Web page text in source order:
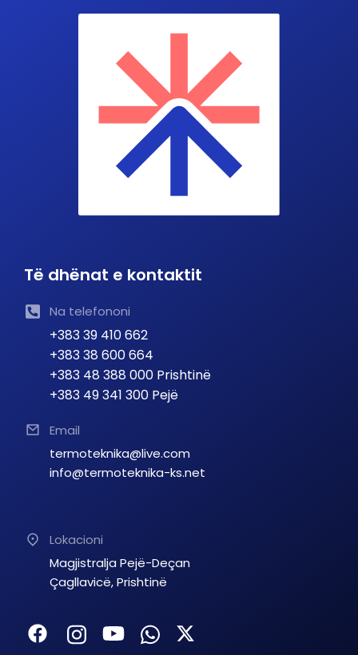
Të dhënat e kontaktit
Na telefononi
+383 39 410 662
+383 38 600 664
+383 48 388 000 Prishtinë
+383 49 341 300 Pejë
Email
termoteknika@live.com
info@termoteknika-ks.net
Lokacioni
Magjistralja Pejë-Deçan
Çagllavicë, Prishtinë